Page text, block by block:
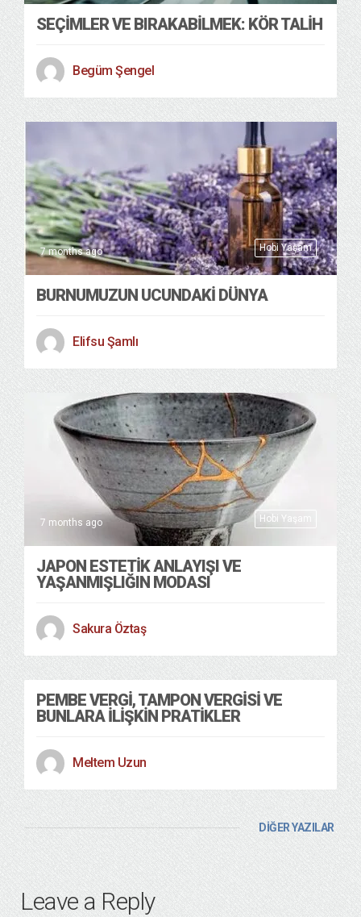
SEÇIMLER VE BIRAKABILMEK: KÖR TALIH
Begüm Şengel
Hobi Yaşam
7 months ago
BURNUMUZUN UCUNDAKİ DÜNYA
Elifsu Şamlı
Hobi Yaşam
7 months ago
JAPON ESTETİK ANLAYIŞI VE
YAŞANMIŞLIĞIN MODASI
Sakura Öztaş
PEMBE VERGİ, TAMPON VERGİSİ VE
BUNLARA İLİŞKİN PRATİKLER
Meltem Uzun
DİĞER YAZILAR
Leave a Reply